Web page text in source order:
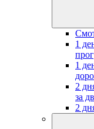
1
1
2
за
2